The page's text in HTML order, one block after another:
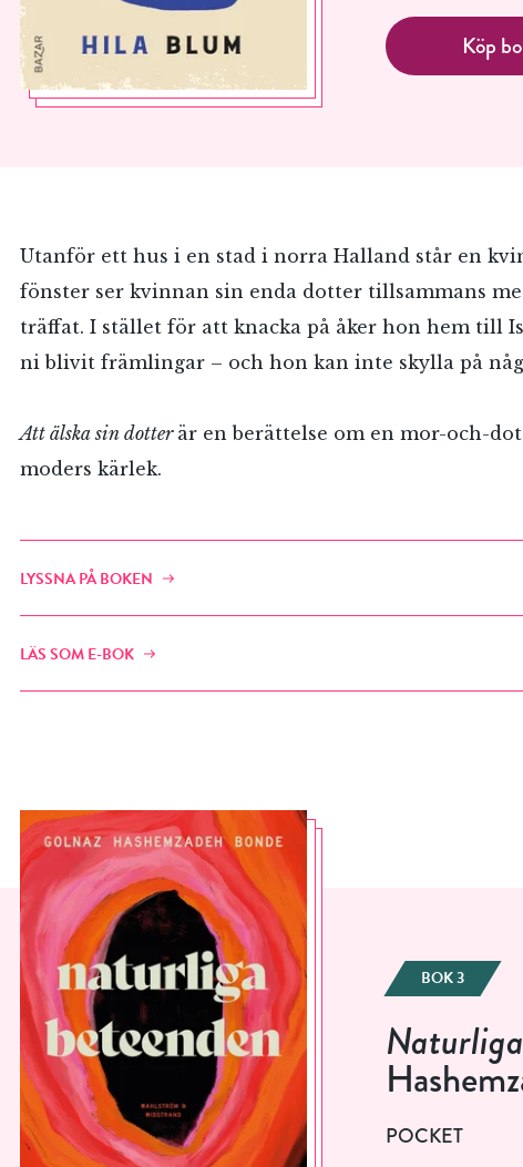
Köp
Utanför ett hus i en stad i norra Halland står en
fönster ser kvinnan sin enda dotter tillsammans
träffat. I stället för att knacka på åker hon hem till
ni blivit främlingar – och hon kan inte skylla på
Att älska sin dotter är en berättelse om en mor-och-
moders kärlek.
LYSSNA PÅ BOKEN
LÄS SOM E-BOK
BOK 3
POCKET